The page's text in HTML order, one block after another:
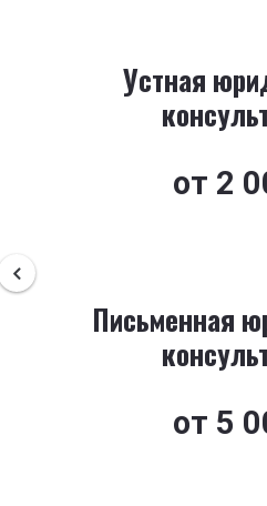
Устная
от 2
Письменная
от 5